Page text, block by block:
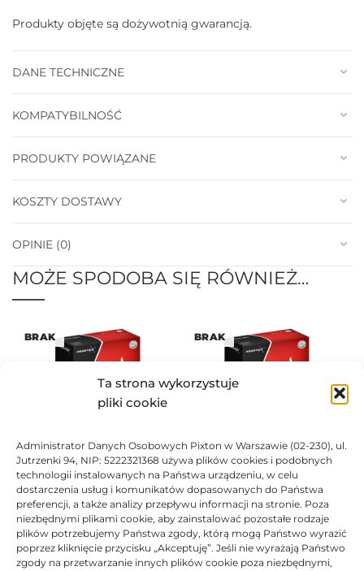
Ta strona wykorzystuje
pliki cookie
Administrator Danych Osobowych Pixton w Warszawie (02-230), ul.
Jutrzenki 94, NIP: 5222321368 używa plików cookies i podobnych
technologii instalowanych na Państwa urządzeniu, w celu
dostarczenia usług i komunikatów dopasowanych do Państwa
preferencji, a także analizy przepływu informacji na stronie. Poza
niezbędnymi plikami cookie, aby zainstalować pozostałe rodzaje
plików potrzebujemy Państwa zgody, którą mogą Państwo wyrazić
poprzez kliknięcie przycisku „Akceptuję”. Jeśli nie wyrażają Państwo
zgody na przetwarzanie innych plików cookie poza niezbędnymi,
Produkty objęte są dożywotnią gwarancją.
DANE TECHNICZNE
KOMPATYBILNOŚĆ
PRODUKTY POWIĄZANE
KOSZTY DOSTAWY
OPINIE (0)
MOŻE SPODOBA SIĘ RÓWNIEŻ…
BRAK
Toner Asarto zamiennik
Kyocera TK-590K
Oceniono0na 5
184,04 zł
BRAK
Toner Asarto zamiennik
Kyocera TK-590M
237,69zł
BRAK